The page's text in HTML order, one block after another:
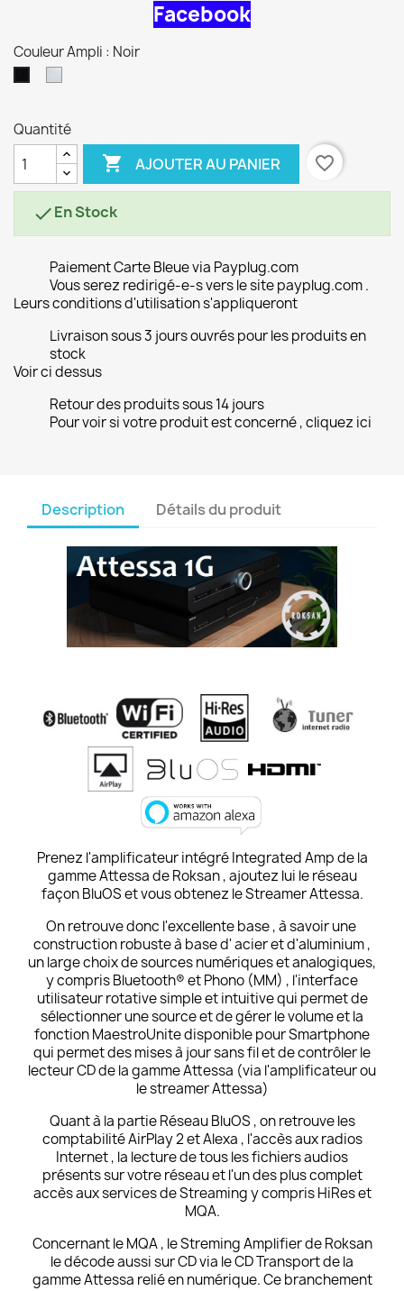
Facebook
Couleur Ampli : Noir
Quantité
 AJOUTER AU PANIER favorite_border
En Stock
Paiement Carte Bleue via Payplug.com
Vous serez redirigé-e-s vers le site payplug.com .
Leurs conditions d'utilisation s'appliqueront
Livraison sous 3 jours ouvrés pour les produits en
stock
Voir ci dessus
Retour des produits sous 14 jours
Pour voir si votre produit est concerné , cliquez ici
Description Détails du produit
Prenez l'amplificateur intégré Integrated Ampde la
gamme Attessa de Roksan , ajoutez lui le réseau
façonBluOSet vous obtenez le Streamer Attessa.
On retrouve donc l'excellente base , à savoir une
construction robuste à base d' acier et d'aluminium ,
un large choix de sources numériques et analogiques,
y compris Bluetooth® et Phono (MM) , l'interface
utilisateur rotative simple et intuitive qui permet de
sélectionner une source et de gérer le volume et la
fonction MaestroUnite disponible pour Smartphone
qui permet des mises à jour sans fil et de contrôler le
lecteur CD de la gamme Attessa (via l'amplificateur ou
le streamer Attessa)
Quant à la partie Réseau BluOS , on retrouve les
comptabilité AirPlay 2 et Alexa , l'accès aux radios
Internet , la lecture de tous les fichiers audios
présents sur votre réseau et l'un des plus complet
accès aux services de Streaming y compris HiRes et
MQA.
Concernant le MQA , le Streming Amplifier de Roksan
le décode aussi sur CD via le CD Transport de la
gamme Attessa relié en numérique. Ce branchement